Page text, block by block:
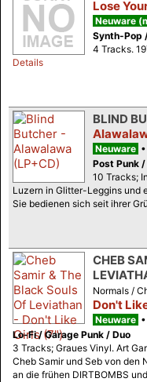
Lose
Neuware
Synth-Pop
4 Tracks.
Details
BLIND
Neuware
Post Punk
10 Tracks;
Luzern in Glitter-Leggins und
Sie bedienen sich seit ihrer
CHEB
Normals /
Don't
Neuware
Lo-Fi / Garage Punk / Duo
3 Tracks; Graues Vinyl. Art
Cheb Samir und Seb von den
an die frühen DIRTBOMBS